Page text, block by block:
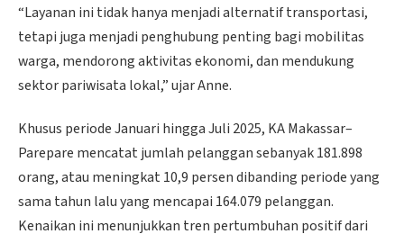
“Layanan ini tidak hanya menjadi alternatif transportasi,
tetapi juga menjadi penghubung penting bagi mobilitas
warga, mendorong aktivitas ekonomi, dan mendukung
sektor pariwisata lokal,” ujar Anne.
Khusus periode Januari hingga Juli 2025, KA Makassar–
Parepare mencatat jumlah pelanggan sebanyak 181.898
orang, atau meningkat 10,9 persen dibanding periode yang
sama tahun lalu yang mencapai 164.079 pelanggan.
Kenaikan ini menunjukkan tren pertumbuhan positif dari